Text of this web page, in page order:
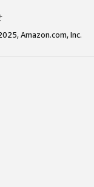
Amazon.com, Inc.